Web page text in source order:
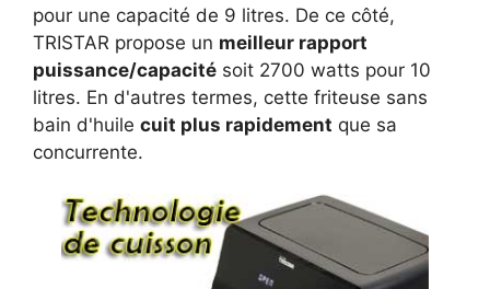
pour une capacité de 9 litres. De ce côté,
TRISTAR propose un meilleur rapport
puissance/capacité soit 2700 watts pour 10
litres. En d'autres termes, cette friteuse sans
bain d'huile cuit plus rapidement que sa
concurrente.